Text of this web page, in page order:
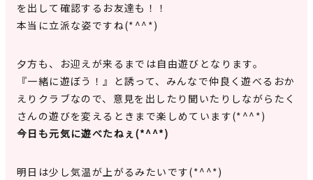
を出して確認するお友達も！！
本当に立派な姿ですね(*^^*)
夕方も、お迎えが来るまでは自由遊びとなります。
『一緒に遊ぼう！』と誘って、みんなで仲良く遊べるおか
えりクラブなので、意見を出したり聞いたりしながらたく
さんの遊びを変えるときまで楽しめています(*^^*)
今日も元気に遊べたねぇ(*^^*)
明日は少し気温が上がるみたいです(*^^*)